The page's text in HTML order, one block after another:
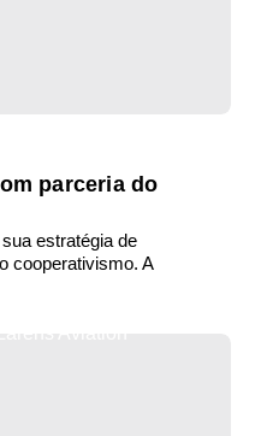
parceria do
estratégia de
cooperativismo. A